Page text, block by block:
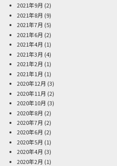
2021年9月 (2)
2021年8月 (9)
2021年7月 (5)
2021年6月 (2)
2021年4月 (1)
2021年3月 (4)
2021年2月 (1)
2021年1月 (1)
2020年12月 (3)
2020年11月 (2)
2020年10月 (3)
2020年8月 (2)
2020年7月 (2)
2020年6月 (2)
2020年5月 (1)
2020年4月 (3)
2020年2月 (1)